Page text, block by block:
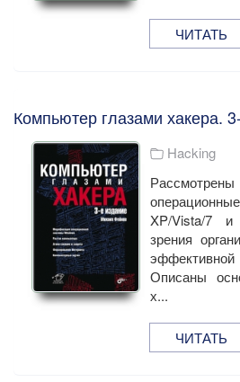
ЧИТАТЬ
Компьютер глазами хакера.
Hacking
XP/Vista/7
зрения
Описаны
х...
ЧИТАТЬ